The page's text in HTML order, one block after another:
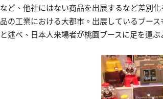
など、他社にはない商品を出展するなど差別
品の工業における大都市。出展しているブー
と述べ、日本人来場者が桃園ブースに足を運ぶ